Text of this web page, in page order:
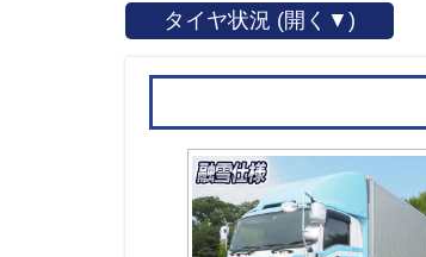
タイヤ状況 (開く▼)